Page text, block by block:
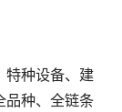
特种设备、建
品种、全链条